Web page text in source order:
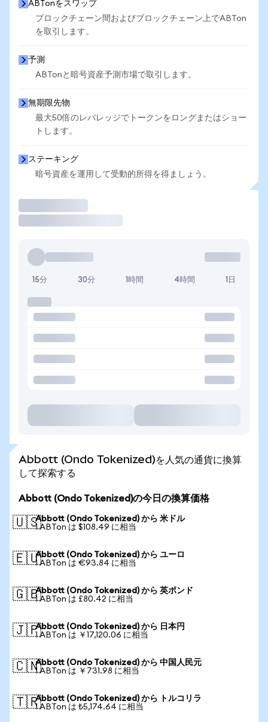
ABTonをスワップ
ブロックチェーン間およびブロックチェーン上でABTon
を取引します。
予測
ABTonと暗号資産予測市場で取引します。
無期限先物
最大50倍のレバレッジでトークンをロングまたはショー
トします。
ステーキング
暗号資産を運用して受動的所得を得ましょう。
15分 30分 1時間 4時間 1日
Abbott (Ondo Tokenized)を人気の通貨に換算
して探索する
Abbott (Ondo Tokenized)の今日の換算価格
🇺🇸Abbott (Ondo Tokenized) から 米ドル
1 ABTon は $108.49 に相当
🇪🇺Abbott (Ondo Tokenized) から ユーロ
1 ABTon は €93.84 に相当
🇬🇧Abbott (Ondo Tokenized) から 英ポンド
1 ABTon は £80.42 に相当
🇯🇵Abbott (Ondo Tokenized) から 日本円
1 ABTon は ￥17,120.06 に相当
🇨🇳Abbott (Ondo Tokenized) から 中国人民元
1 ABTon は ￥731.98 に相当
🇹🇷Abbott (Ondo Tokenized) から トルコリラ
1 ABTon は ₺5,174.64 に相当